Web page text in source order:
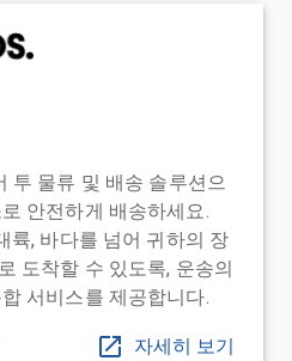
투 물류 및 배송 솔루션으
안전하게 배송하세요.
륙, 바다를 넘어 귀하의 장
도착할 수 있도록, 운송의
서비스를 제공합니다.
자세히 보기